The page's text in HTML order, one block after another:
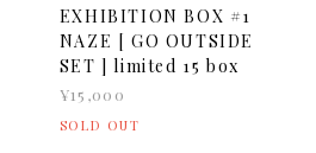
EXHIBITION BOX #1
NAZE [ GO OUTSIDE
SET ] limited 15 box
¥15,000
SOLD OUT